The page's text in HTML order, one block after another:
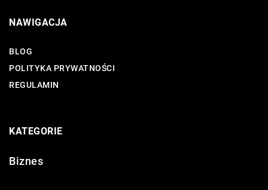
NAWIGACJA
BLOG
POLITYKA PRYWATNOŚCI
REGULAMIN
KATEGORIE
Biznes